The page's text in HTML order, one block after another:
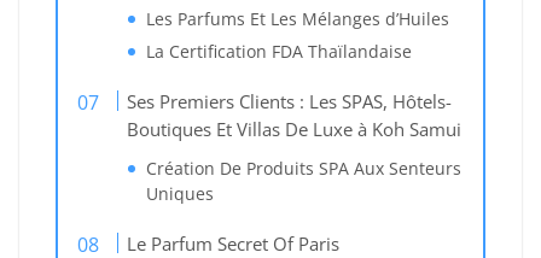
Les Parfums Et Les Mélanges d’Huiles
La Certification FDA Thaïlandaise
Ses Premiers Clients : Les SPAS, Hôtels-
Boutiques Et Villas De Luxe à Koh Samui
Création De Produits SPA Aux Senteurs
Uniques
Le Parfum Secret Of Paris